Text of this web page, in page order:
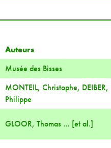
Auteurs
Musée des Bisses
MONTEIL, Christophe, DEIBER,
Philippe
GLOOR, Thomas … [et al.]